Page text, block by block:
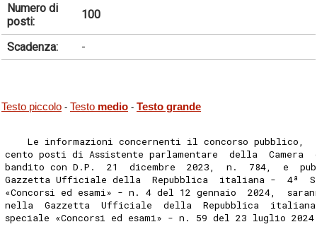
Numero di
posti:
100
Scadenza: -
Testo piccolo - Testo medio - Testo grande
Le informazioni concernenti il concorso pubblico,
cento posti di Assistente parlamentare  della  Camera
bandito con D.P.  21  dicembre  2023,  n.  784,  e
Gazzetta Ufficiale della  Repubblica  italiana -  4ª
«Concorsi ed esami» - n. 4 del 12 gennaio  2024,
nella  Gazzetta  Ufficiale  della  Repubblica
speciale «Concorsi ed esami» - n. 59 del 23 luglio